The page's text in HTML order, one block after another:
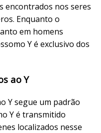
encontrados nos seres
Enquanto o
em homens
Y é exclusivo dos
ao Y
Y segue um padrão
Y é transmitido
localizados nesse